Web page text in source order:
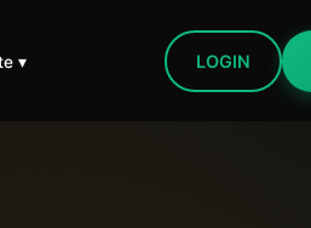
▾ LOGIN